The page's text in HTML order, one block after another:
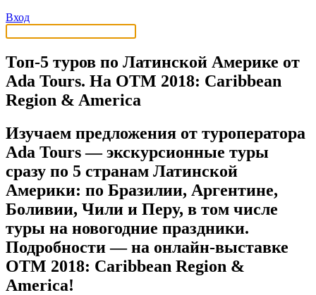
Вход
Топ-5 туров по Латинской Америке от
Ada Tours. На OTM 2018: Caribbean
Region & America
Изучаем предложения от туроператора
Ada Tours — экскурсионные туры
сразу по 5 странам Латинской
Америки: по Бразилии, Аргентине,
Боливии, Чили и Перу, в том числе
туры на новогодние праздники.
Подробности — на онлайн-выставке
ОТМ 2018: Caribbean Region &
America!